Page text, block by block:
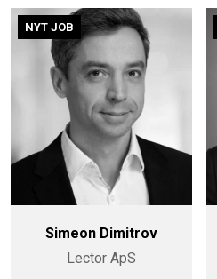
NYT JOB
Simeon Dimitrov
Lector ApS